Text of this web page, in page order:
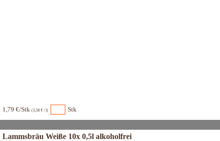
1,79 €/Stk (3,58 € / l) Stk
Lammsbräu Weiße 10x 0,5l alkoholfrei